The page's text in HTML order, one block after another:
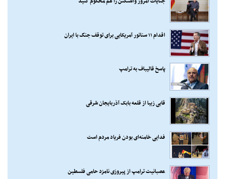
اقدام ۱۱ سناتور آمریکایی برای توقف جنگ با ایران
پاسخ قالیباف به ترامپ
قابی زیبا از قلعه بابک آذربایجان شرقی
فدایی خامنه‌ای بودن فریاد مردم است
عصبانیت ترامپ از پیروزی نامزد حامی فلسطین